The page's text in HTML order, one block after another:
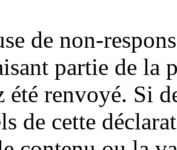
de non-
partie de la
été renvoyé. Si
de cette